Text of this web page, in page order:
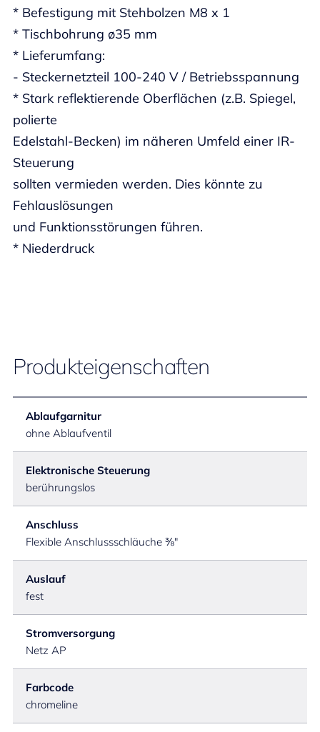
* Befestigung mit Stehbolzen M8 x 1
* Tischbohrung ø35 mm
* Lieferumfang:
- Steckernetzteil 100-240 V / Betriebsspannung
* Stark reflektierende Oberflächen (z.B. Spiegel,
polierte
Edelstahl-Becken) im näheren Umfeld einer IR-
Steuerung
sollten vermieden werden. Dies könnte zu
Fehlauslösungen
und Funktionsstörungen führen.
* Niederdruck
Produkteigenschaften
Ablaufgarnitur
ohne Ablaufventil
Elektronische Steuerung
berührungslos
Anschluss
Flexible Anschlussschläuche ⅜"
Auslauf
fest
Stromversorgung
Netz AP
Farbcode
chromeline